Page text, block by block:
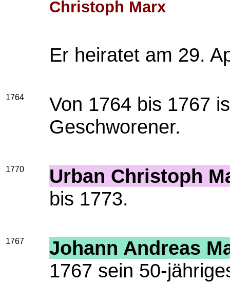
Christoph Marx
Er heiratet am 29.
1764
Von 1764 bis 1767
Geschworener.
1770
Urban Christoph
bis 1773.
1767
Johann Andreas
1767 sein 50-